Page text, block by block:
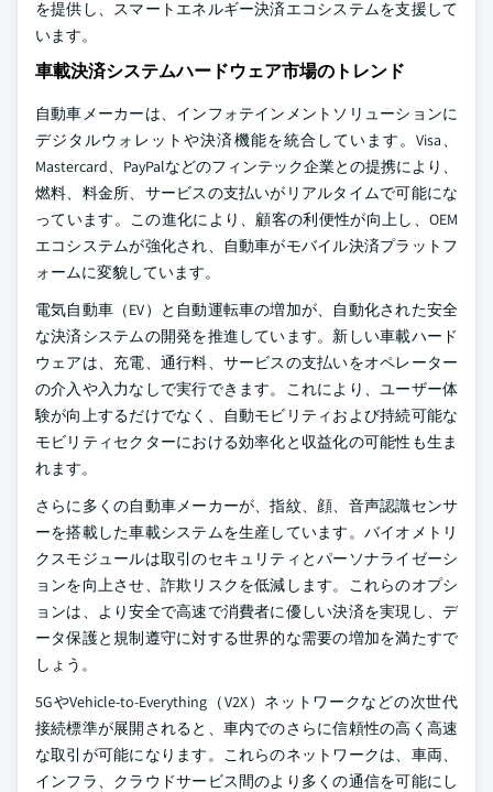
を提供し、スマートエネルギー決済エコシステムを支援して
います。
車載決済システムハードウェア市場のトレンド
自動車メーカーは、インフォテインメントソリューションに
デジタルウォレットや決済機能を統合しています。Visa、
Mastercard、PayPalなどのフィンテック企業との提携により、
燃料、料金所、サービスの支払いがリアルタイムで可能にな
っています。この進化により、顧客の利便性が向上し、OEM
エコシステムが強化され、自動車がモバイル決済プラットフ
ォームに変貌しています。
電気自動車（EV）と自動運転車の増加が、自動化された安全
な決済システムの開発を推進しています。新しい車載ハード
ウェアは、充電、通行料、サービスの支払いをオペレーター
の介入や入力なしで実行できます。これにより、ユーザー体
験が向上するだけでなく、自動モビリティおよび持続可能な
モビリティセクターにおける効率化と収益化の可能性も生ま
れます。
さらに多くの自動車メーカーが、指紋、顔、音声認識センサ
ーを搭載した車載システムを生産しています。バイオメトリ
クスモジュールは取引のセキュリティとパーソナライゼーシ
ョンを向上させ、詐欺リスクを低減します。これらのオプシ
ョンは、より安全で高速で消費者に優しい決済を実現し、デ
ータ保護と規制遵守に対する世界的な需要の増加を満たすで
しょう。
5GやVehicle-to-Everything（V2X）ネットワークなどの次世代
接続標準が展開されると、車内でのさらに信頼性の高く高速
な取引が可能になります。これらのネットワークは、車両、
インフラ、クラウドサービス間のより多くの通信を可能にし